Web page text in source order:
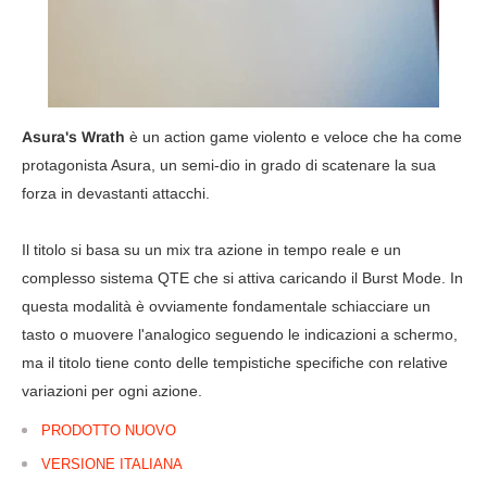
Asura's Wrath è un action game violento e veloce che ha come
protagonista Asura, un semi-dio in grado di scatenare la sua
forza in devastanti attacchi.
Il titolo si basa su un mix tra azione in tempo reale e un
complesso sistema QTE che si attiva caricando il Burst Mode. In
questa modalità è ovviamente fondamentale schiacciare un
tasto o muovere l'analogico seguendo le indicazioni a schermo,
ma il titolo tiene conto delle tempistiche specifiche con relative
variazioni per ogni azione.
PRODOTTO NUOVO
VERSIONE ITALIANA